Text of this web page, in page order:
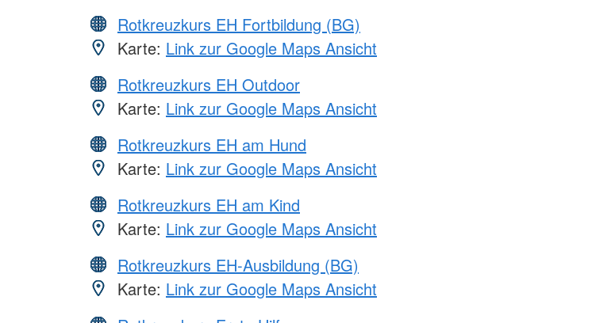
Rotkreuzkurs EH Fortbildung (BG)
Karte: Link zur Google Maps Ansicht
Rotkreuzkurs EH Outdoor
Karte: Link zur Google Maps Ansicht
Rotkreuzkurs EH am Hund
Karte: Link zur Google Maps Ansicht
Rotkreuzkurs EH am Kind
Karte: Link zur Google Maps Ansicht
Rotkreuzkurs EH-Ausbildung (BG)
Karte: Link zur Google Maps Ansicht